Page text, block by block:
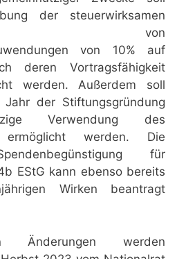
der steuerwirksamen
von
von 10% auf
deren Vortragsfähigkeit
werden. Außerdem soll
der Stiftungsgründung
Verwendung des
ermöglicht werden. Die
für
EStG kann ebenso bereits
Wirken beantragt
Änderungen werden